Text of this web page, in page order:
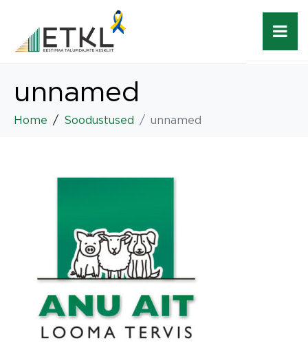
unnamed
Home Soodustused unnamed